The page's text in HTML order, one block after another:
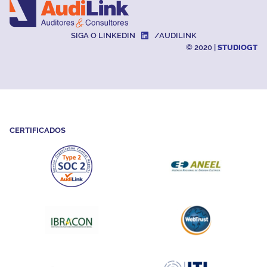
SIGA O LINKEDIN
/AUDILINK
© 2020 | STUDIOGT
CERTIFICADOS